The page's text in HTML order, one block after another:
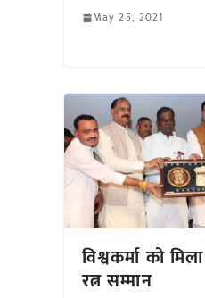
May 25, 2021
विश्वकर्मा को
रत्न सम्मान